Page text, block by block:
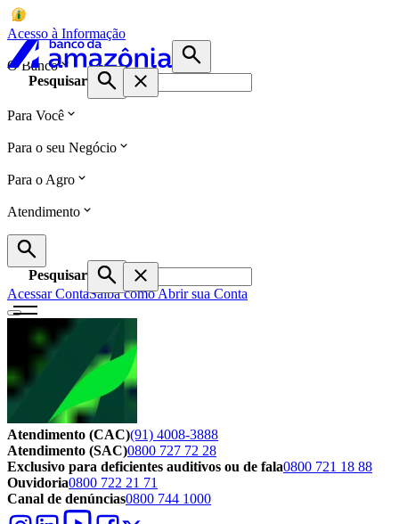
Acesso à Informação
O Banco
Pesquisar
Para Você
Para o seu Negócio
Para o Agro
Atendimento
Pesquisar
Acessar ContaSaiba como Abrir sua Conta
Atendimento (CAC)(91) 4008-3888
Atendimento (SAC)0800 727 72 28
Exclusivo para deficientes auditivos ou de fala0800 721 18 88
Ouvidoria0800 722 21 71
Canal de denúncias0800 744 1000